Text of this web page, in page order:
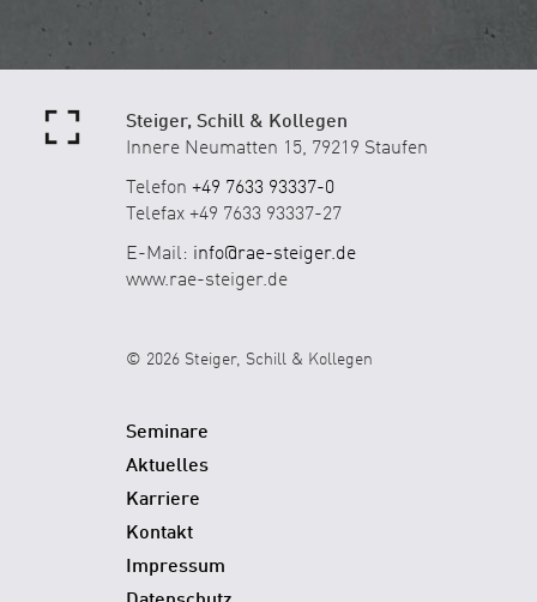
Steiger, Schill & Kollegen
Innere Neumatten 15, 79219 Staufen
Telefon +49 7633 93337-0
Telefax +49 7633 93337-27
E-Mail: info@rae-steiger.de
www.rae-steiger.de
© 2026 Steiger, Schill & Kollegen
Seminare
Aktuelles
Karriere
Kontakt
Impressum